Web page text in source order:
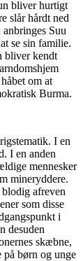
bliver hurtigt
slår hårdt ned
Suu
se sin familie.
bliver kendt
om at
Burma.
I en
I en anden
mennesker
mineryddere.
afreven
som disse
i
desuden
skæbne,
børn og unge